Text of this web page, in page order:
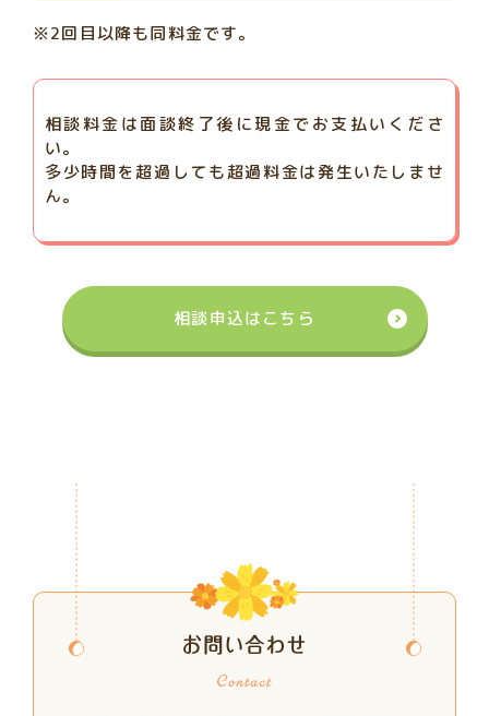
※2回目以降も同料金です。
相談料金は面談終了後に現金でお支払いくださ
い。
多少時間を超過しても超過料金は発生いたしませ
ん。
相談申込はこちら
お問い合わせ